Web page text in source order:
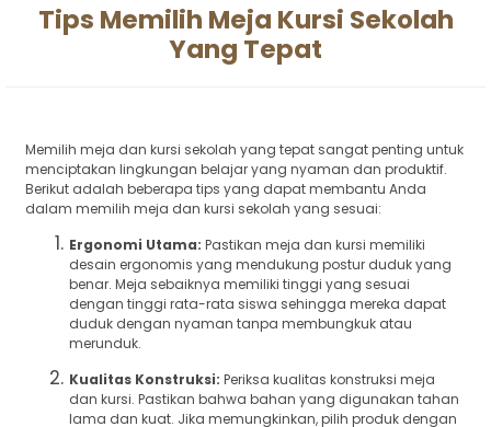
Tips Memilih Meja Kursi Sekolah
Yang Tepat
Memilih meja dan kursi sekolah yang tepat sangat penting untuk
menciptakan lingkungan belajar yang nyaman dan produktif.
Berikut adalah beberapa tips yang dapat membantu Anda
dalam memilih meja dan kursi sekolah yang sesuai:
Ergonomi Utama: Pastikan meja dan kursi memiliki
desain ergonomis yang mendukung postur duduk yang
benar. Meja sebaiknya memiliki tinggi yang sesuai
dengan tinggi rata-rata siswa sehingga mereka dapat
duduk dengan nyaman tanpa membungkuk atau
merunduk.
Kualitas Konstruksi: Periksa kualitas konstruksi meja
dan kursi. Pastikan bahwa bahan yang digunakan tahan
lama dan kuat. Jika memungkinkan, pilih produk dengan